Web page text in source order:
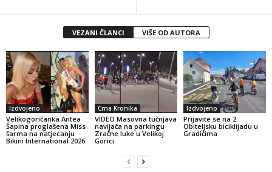
VEZANI ČLANCI VIŠE OD AUTORA
Izdvojeno
Velikogoričanka Antea
Šapina proglašena Miss
šarma na natjecanju
Bikini International 2026.
Crna Kronika
VIDEO Masovna tučnjava
navijača na parkingu
Zračne luke u Velikoj
Gorici
Izdvojeno
Prijavite se na 2.
Obiteljsku biciklijadu u
Gradićima